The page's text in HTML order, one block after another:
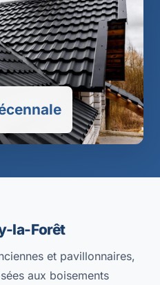
la-Forêt
et pavillonnaires,
aux boisements